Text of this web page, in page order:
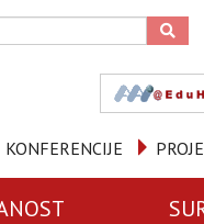
KONFERENCIJE